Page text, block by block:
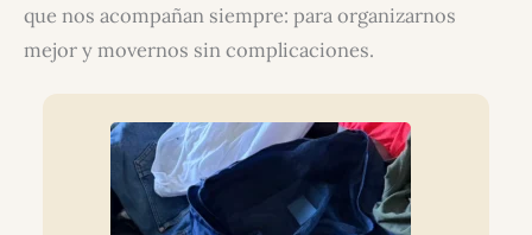
que nos acompañan siempre: para organizarnos
mejor y movernos sin complicaciones.